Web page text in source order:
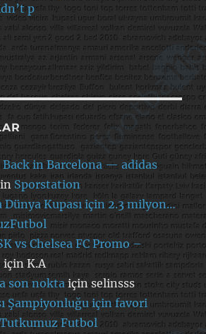
p
in Barcelona — adidas
Sporstation
Dünya Kupası için 2.3 milyon…
vs Chelsea FC Promo –
içinK.A
son noktaiçinselinsss
Şampiyonluğu için favori
Tutkumuz Futbol